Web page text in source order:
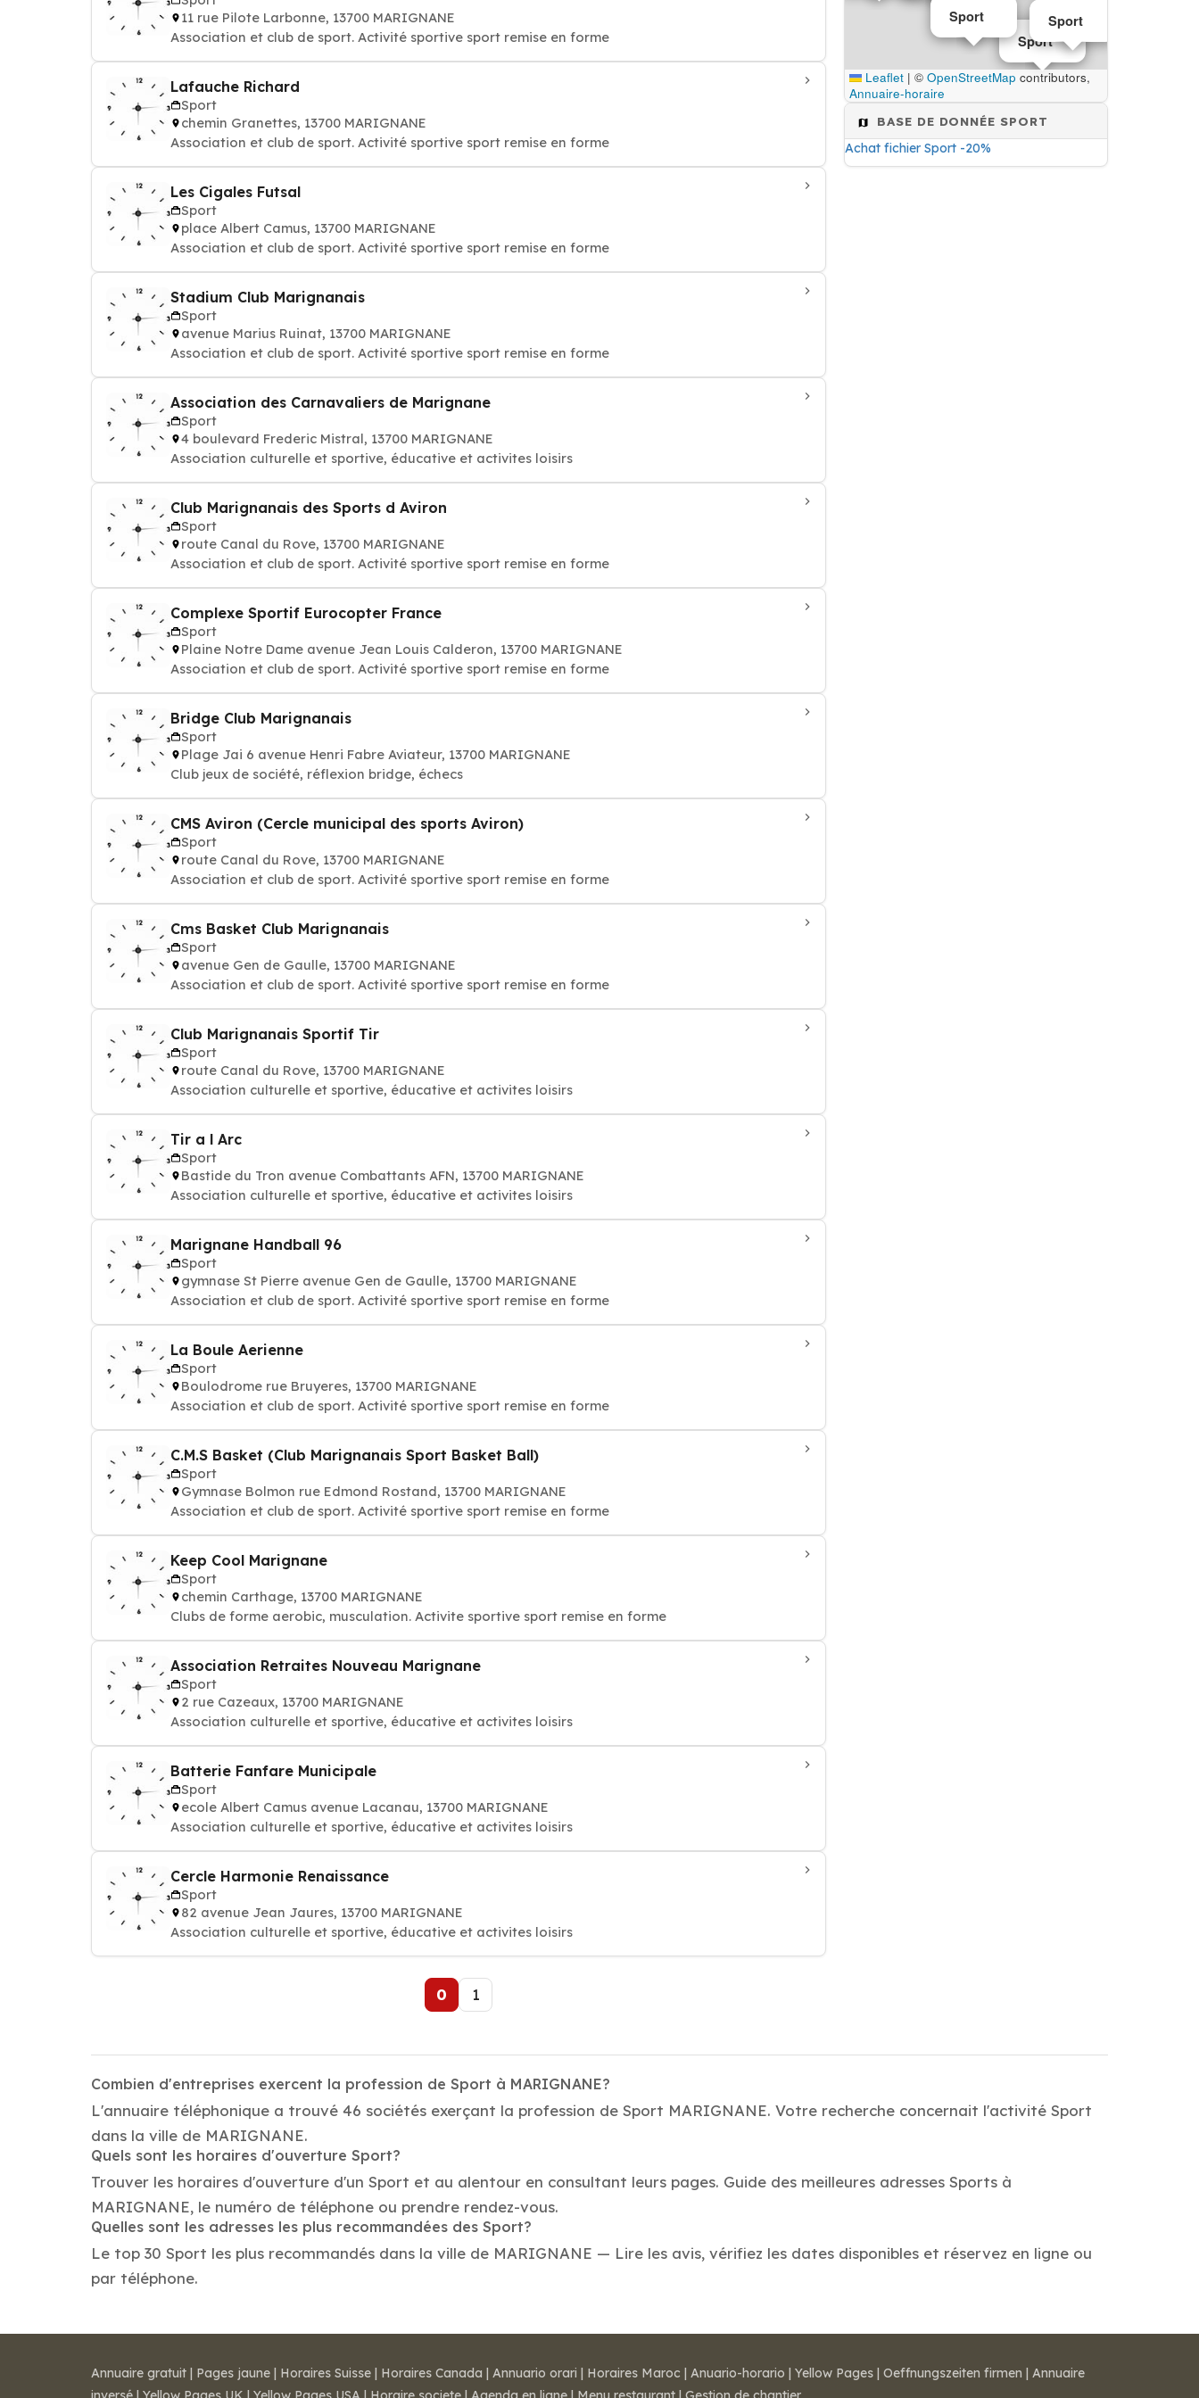
11 rue Pilote Larbonne, 13700 MARIGNANE
Association et club de sport. Activité sportive sport remise en forme
Lafauche Richard
Sport
chemin Granettes, 13700 MARIGNANE
Association et club de sport. Activité sportive sport remise en forme
Les Cigales Futsal
Sport
place Albert Camus, 13700 MARIGNANE
Association et club de sport. Activité sportive sport remise en forme
Stadium Club Marignanais
Sport
avenue Marius Ruinat, 13700 MARIGNANE
Association et club de sport. Activité sportive sport remise en forme
Association des Carnavaliers de Marignane
Sport
4 boulevard Frederic Mistral, 13700 MARIGNANE
Association culturelle et sportive, éducative et activites loisirs
Club Marignanais des Sports d Aviron
Sport
route Canal du Rove, 13700 MARIGNANE
Association et club de sport. Activité sportive sport remise en forme
Complexe Sportif Eurocopter France
Sport
Plaine Notre Dame avenue Jean Louis Calderon, 13700 MARIGNANE
Association et club de sport. Activité sportive sport remise en forme
Bridge Club Marignanais
Sport
Plage Jai 6 avenue Henri Fabre Aviateur, 13700 MARIGNANE
Club jeux de société, réflexion bridge, échecs
CMS Aviron (Cercle municipal des sports Aviron)
Sport
route Canal du Rove, 13700 MARIGNANE
Association et club de sport. Activité sportive sport remise en forme
Cms Basket Club Marignanais
Sport
avenue Gen de Gaulle, 13700 MARIGNANE
Association et club de sport. Activité sportive sport remise en forme
Club Marignanais Sportif Tir
Sport
route Canal du Rove, 13700 MARIGNANE
Association culturelle et sportive, éducative et activites loisirs
Tir a l Arc
Sport
Bastide du Tron avenue Combattants AFN, 13700 MARIGNANE
Association culturelle et sportive, éducative et activites loisirs
Marignane Handball 96
Sport
gymnase St Pierre avenue Gen de Gaulle, 13700 MARIGNANE
Association et club de sport. Activité sportive sport remise en forme
La Boule Aerienne
Sport
Boulodrome rue Bruyeres, 13700 MARIGNANE
Association et club de sport. Activité sportive sport remise en forme
C.M.S Basket (Club Marignanais Sport Basket Ball)
Sport
Gymnase Bolmon rue Edmond Rostand, 13700 MARIGNANE
Association et club de sport. Activité sportive sport remise en forme
Keep Cool Marignane
Sport
chemin Carthage, 13700 MARIGNANE
Clubs de forme aerobic, musculation. Activite sportive sport remise en forme
Association Retraites Nouveau Marignane
Sport
2 rue Cazeaux, 13700 MARIGNANE
Association culturelle et sportive, éducative et activites loisirs
Batterie Fanfare Municipale
Sport
ecole Albert Camus avenue Lacanau, 13700 MARIGNANE
Association culturelle et sportive, éducative et activites loisirs
Cercle Harmonie Renaissance
Sport
82 avenue Jean Jaures, 13700 MARIGNANE
Association culturelle et sportive, éducative et activites loisirs
0 1
Sport
Sport Sport
Leaflet | © OpenStreetMap contributors,
Annuaire-horaire
BASE DE DONNÉE SPORT
Achat fichier Sport -20%
Combien d'entreprises exercent la profession de Sport à MARIGNANE?
L'annuaire téléphonique a trouvé 46 sociétés exerçant la profession de Sport MARIGNANE. Votre recherche concernait l'activité Sport
dans la ville de MARIGNANE.
Quels sont les horaires d'ouverture Sport?
Trouver les horaires d'ouverture d'un Sport et au alentour en consultant leurs pages. Guide des meilleures adresses Sports à
MARIGNANE, le numéro de téléphone ou prendre rendez-vous.
Quelles sont les adresses les plus recommandées des Sport?
Le top 30 Sport les plus recommandés dans la ville de MARIGNANE — Lire les avis, vérifiez les dates disponibles et réservez en ligne ou
par téléphone.
Annuaire gratuit | Pages jaune | Horaires Suisse | Horaires Canada | Annuario orari | Horaires Maroc | Anuario-horario | Yellow Pages | Oeffnungszeiten firmen | Annuaire